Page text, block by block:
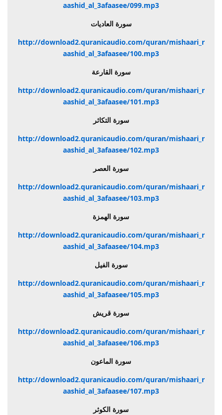
aashid_al_3afaasee/099.mp3
سورة العاديات
http://download2.quranicaudio.com/quran/mishaari_r
aashid_al_3afaasee/100.mp3
سورة القارعة
http://download2.quranicaudio.com/quran/mishaari_r
aashid_al_3afaasee/101.mp3
سورة التكاثر
http://download2.quranicaudio.com/quran/mishaari_r
aashid_al_3afaasee/102.mp3
سورة العصر
http://download2.quranicaudio.com/quran/mishaari_r
aashid_al_3afaasee/103.mp3
سورة الهمزة
http://download2.quranicaudio.com/quran/mishaari_r
aashid_al_3afaasee/104.mp3
سورة الفيل
http://download2.quranicaudio.com/quran/mishaari_r
aashid_al_3afaasee/105.mp3
سورة قريش
http://download2.quranicaudio.com/quran/mishaari_r
aashid_al_3afaasee/106.mp3
سورة الماعون
http://download2.quranicaudio.com/quran/mishaari_r
aashid_al_3afaasee/107.mp3
سورة الكوثر